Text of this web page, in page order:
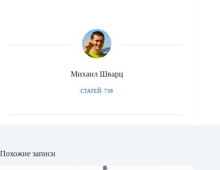
Михаил Шварц
СТАТЕЙ: 738
Похожие записи